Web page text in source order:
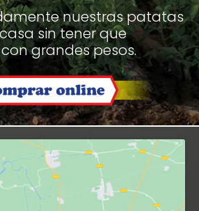
nuestras patatas
sin tener que
grandes pesos.